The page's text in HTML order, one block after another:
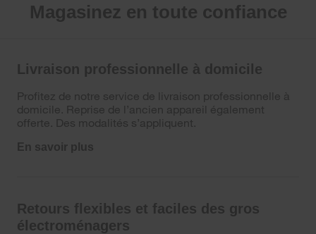
Magasinez en toute confiance
Livraison professionnelle à domicile
Profitez de notre service de livraison professionnelle à
domicile. Reprise de l’ancien appareil également
offerte. Des modalités s’appliquent.
En savoir plus
Retours flexibles et faciles des gros
électroménagers